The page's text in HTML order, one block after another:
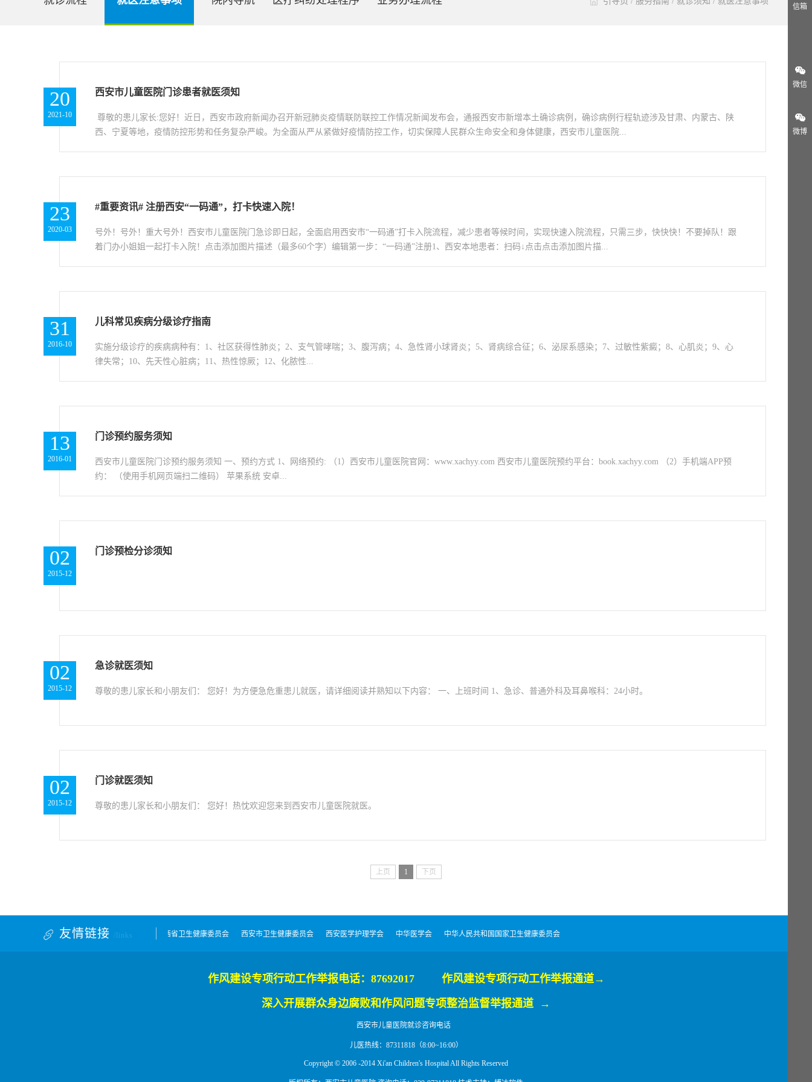
20
2021-10
西安市儿童医院门诊患者就医须知
尊敬的患儿家长:您好！近日，西安市政府新闻办召开新冠肺炎疫情联防联控工作情况新闻发布会，通报西安市新增本土确诊病例，确诊病例行程轨迹涉及甘肃、内蒙古、陕
西、宁夏等地，疫情防控形势和任务复杂严峻。为全面从严从紧做好疫情防控工作，切实保障人民群众生命安全和身体健康，西安市儿童医院...
23
2020-03
#重要资讯# 注册西安“一码通”，打卡快速入院！
号外！号外！重大号外！西安市儿童医院门急诊即日起，全面启用西安市“一码通”打卡入院流程，减少患者等候时间，实现快速入院流程，只需三步，快快快！不要掉队！跟
着门办小姐姐一起打卡入院！点击添加图片描述（最多60个字）编辑第一步：“一码通”注册1、西安本地患者：扫码↓点击点击添加图片描...
31
2016-10
儿科常见疾病分级诊疗指南
实施分级诊疗的疾病病种有：1、社区获得性肺炎；2、支气管哮喘；3、腹泻病；4、急性肾小球肾炎；5、肾病综合征；6、泌尿系感染；7、过敏性紫癜；8、心肌炎；9、心
律失常；10、先天性心脏病；11、热性惊厥；12、化脓性...
13
2016-01
门诊预约服务须知
西安市儿童医院门诊预约服务须知 一、预约方式 1、网络预约: （1）西安市儿童医院官网：www.xachyy.com 西安市儿童医院预约平台：book.xachyy.com （2）手机端APP预
约： （使用手机网页端扫二维码） 苹果系统 安卓...
02
2015-12
门诊预检分诊须知
02
2015-12
急诊就医须知
尊敬的患儿家长和小朋友们： 您好！为方便急危重患儿就医，请详细阅读并熟知以下内容： 一、上班时间 1、急诊、普通外科及耳鼻喉科：24小时。
02
2015-12
门诊就医须知
尊敬的患儿家长和小朋友们： 您好！热忱欢迎您来到西安市儿童医院就医。
上页 1 下页
友情链接 /links
中华人民共和国国家卫生健康委员会 陕西省卫生健康委员会 西安市卫生健康委员会 西安医学护理学会 中华医学会 中华人民共和国国家卫生健康委员会
作风建设专项行动工作举报电话：87692017 作风建设专项行动工作举报通道→
深入开展群众身边腐败和作风问题专项整治监督举报通道 →
西安市儿童医院就诊咨询电话
儿医热线：87311818（8:00~16:00）
Copyright © 2006 -2014 Xi'an Children's Hospital All Rights Reserved
信箱
微信
微博